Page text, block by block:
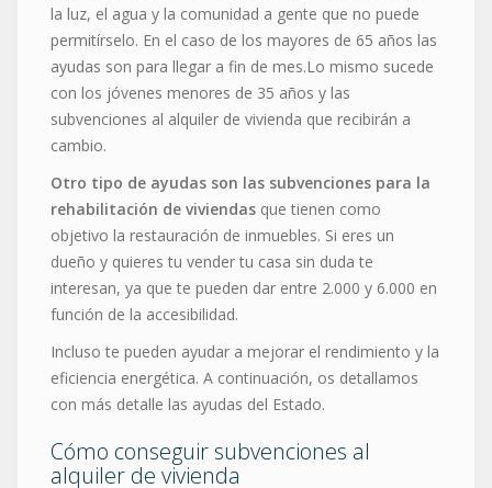
la luz, el agua y la comunidad a gente que no puede
permitírselo. En el caso de los mayores de 65 años las
ayudas son para llegar a fin de mes.Lo mismo sucede
con los jóvenes menores de 35 años y las
subvenciones al alquiler de vivienda que recibirán a
cambio.
Otro tipo de ayudas son las subvenciones para la
rehabilitación de viviendas que tienen como
objetivo la restauración de inmuebles. Si eres un
dueño y quieres tu vender tu casa sin duda te
interesan, ya que te pueden dar entre 2.000 y 6.000 en
función de la accesibilidad.
Incluso te pueden ayudar a mejorar el rendimiento y la
eficiencia energética. A continuación, os detallamos
con más detalle las ayudas del Estado.
Cómo conseguir subvenciones al
alquiler de vivienda